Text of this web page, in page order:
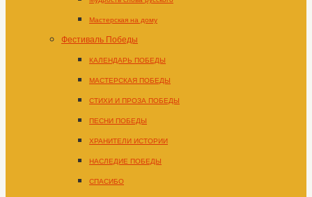
Мастерская на дому
Фестиваль Победы
КАЛЕНДАРЬ ПОБЕДЫ
МАСТЕРСКАЯ ПОБЕДЫ
СТИХИ И ПРОЗА ПОБЕДЫ
ПЕСНИ ПОБЕДЫ
ХРАНИТЕЛИ ИСТОРИИ
НАСЛЕДИЕ ПОБЕДЫ
СПАСИБО